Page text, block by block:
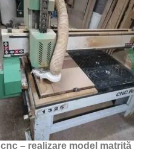
cnc – realizare model matrită